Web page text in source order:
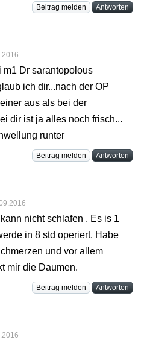
Beitrag melden Antworten
m1 Dr sarantopolous
ich dir...nach der OP
aus als bei der
dir ist ja alles noch frisch...
runter
Beitrag melden Antworten
nicht schlafen . Es is 1
in 8 std operiert. Habe
und vor allem
mir die Daumen.
Beitrag melden Antworten